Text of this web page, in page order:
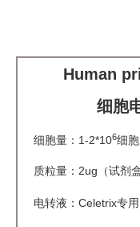
Human
细胞
细胞量：1-2*106细胞
质粒量：2ug（试剂盒
电转液：Celetrix专用